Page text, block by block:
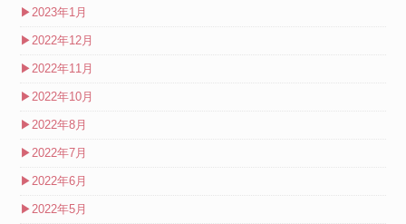
▶2023年1月
▶2022年12月
▶2022年11月
▶2022年10月
▶2022年8月
▶2022年7月
▶2022年6月
▶2022年5月